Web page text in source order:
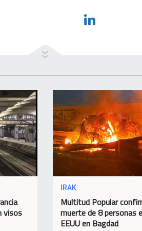
visos
IRAK
Multitud Popular
muerte de 8 personas
EEUU en Bagdad